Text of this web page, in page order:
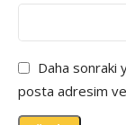
Daha sonraki
posta adresim